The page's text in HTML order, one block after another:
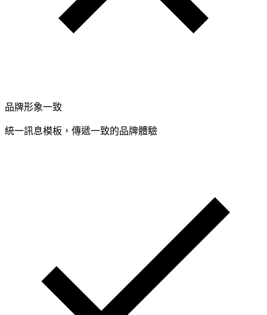
品牌形象一致
統一訊息模板，傳遞一致的品牌體驗